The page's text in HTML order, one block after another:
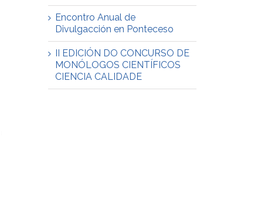
Encontro Anual de
Divulgacción en Ponteceso
II EDICIÓN DO CONCURSO DE
MONÓLOGOS CIENTÍFICOS
CIENCIA CALIDADE